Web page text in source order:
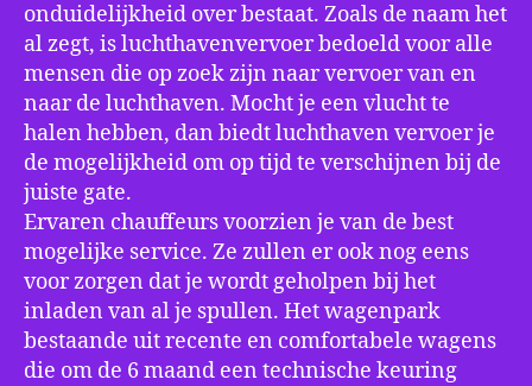
onduidelijkheid over bestaat. Zoals de naam het
al zegt, is luchthavenvervoer bedoeld voor alle
mensen die op zoek zijn naar vervoer van en
naar de luchthaven. Mocht je een vlucht te
halen hebben, dan biedt luchthaven vervoer je
de mogelijkheid om op tijd te verschijnen bij de
juiste gate.
Ervaren chauffeurs voorzien je van de best
mogelijke service. Ze zullen er ook nog eens
voor zorgen dat je wordt geholpen bij het
inladen van al je spullen. Het wagenpark
bestaande uit recente en comfortabele wagens
die om de 6 maand een technische keuring